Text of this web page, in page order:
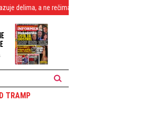
zato SNS aktivisti ne staju - Pogledajte kako
TRAMP